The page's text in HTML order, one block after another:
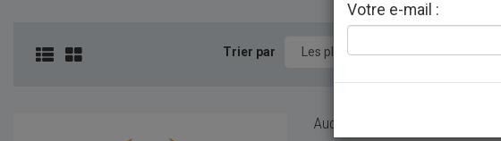
Trier par
Aucun véhicule ne correspond
Votre e-mail :